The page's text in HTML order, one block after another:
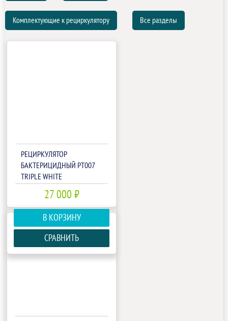
Комплектующие к рециркулятору Все разделы
РЕЦИРКУЛЯТОР
БАКТЕРИЦИДНЫЙ РТ007
TRIPLE WHITE
27 000 ₽
В КОРЗИНУ
СРАВНИТЬ